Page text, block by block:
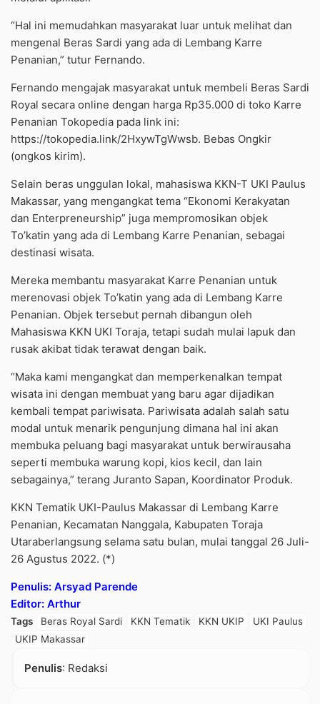
“Hal ini memudahkan masyarakat luar untuk melihat dan
mengenal Beras Sardi yang ada di Lembang Karre
Penanian,” tutur Fernando.
Fernando mengajak masyarakat untuk membeli Beras Sardi
Royal secara online dengan harga Rp35.000 di toko Karre
Penanian Tokopedia pada link ini:
https://tokopedia.link/2HxywTgWwsb. Bebas Ongkir
(ongkos kirim).
Selain beras unggulan lokal, mahasiswa KKN-T UKI Paulus
Makassar, yang mengangkat tema “Ekonomi Kerakyatan
dan Enterpreneurship” juga mempromosikan objek
To’katin yang ada di Lembang Karre Penanian, sebagai
destinasi wisata.
Mereka membantu masyarakat Karre Penanian untuk
merenovasi objek To’katin yang ada di Lembang Karre
Penanian. Objek tersebut pernah dibangun oleh
Mahasiswa KKN UKI Toraja, tetapi sudah mulai lapuk dan
rusak akibat tidak terawat dengan baik.
“Maka kami mengangkat dan memperkenalkan tempat
wisata ini dengan membuat yang baru agar dijadikan
kembali tempat pariwisata. Pariwisata adalah salah satu
modal untuk menarik pengunjung dimana hal ini akan
membuka peluang bagi masyarakat untuk berwirausaha
seperti membuka warung kopi, kios kecil, dan lain
sebagainya,” terang Juranto Sapan, Koordinator Produk.
KKN Tematik UKI-Paulus Makassar di Lembang Karre
Penanian, Kecamatan Nanggala, Kabupaten Toraja
Utaraberlangsung selama satu bulan, mulai tanggal 26 Juli-
26 Agustus 2022. (*)
Penulis: Arsyad Parende
Editor: Arthur
Tags Beras Royal Sardi KKN Tematik KKN UKIP
UKI Paulus
UKIP Makassar
Penulis: Redaksi